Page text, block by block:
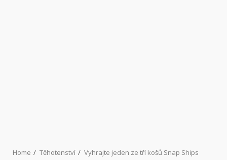
Home Těhotenství Vyhrajte jeden ze tří košů Snap Ships